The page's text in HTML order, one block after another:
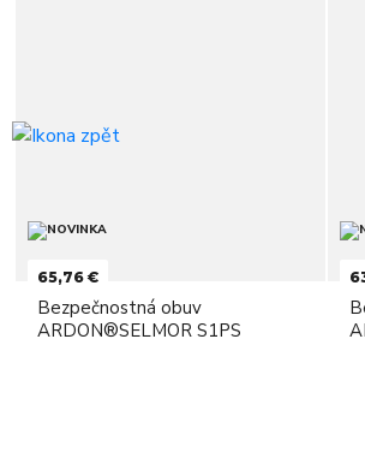
65,76 €
Bezpečnostná obuv
ARDON®SELMOR S1PS